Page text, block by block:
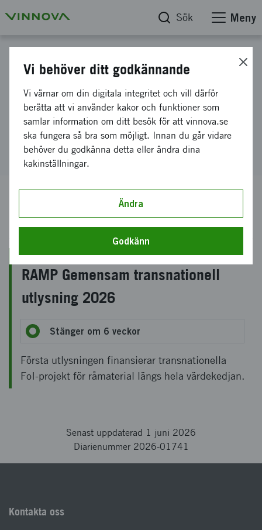
Sök Meny
RAMP Utlysningar
RAMP Utlysningar
Öppna ansökningstillfällen
RAMP Gemensam transnationell
utlysning 2026
Stänger om 6 veckor
Första utlysningen finansierar transnationella
FoI‑projekt för råmaterial längs hela värdekedjan.
Senast uppdaterad 1 juni 2026
Diarienummer 2026-01741
Kontakta oss
Vi behöver ditt godkännande
Vi värnar om din digitala integritet och vill därför
berätta att vi använder kakor och funktioner som
samlar information om ditt besök för att vinnova.se
ska fungera så bra som möjligt. Innan du går vidare
behöver du godkänna detta eller ändra dina
kakinställningar.
Ändra
Godkänn